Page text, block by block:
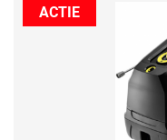
ACTIE